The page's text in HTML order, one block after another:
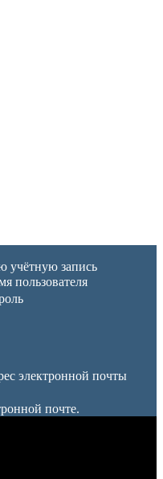
учётную запись
пользователя
электронной почты
почте.